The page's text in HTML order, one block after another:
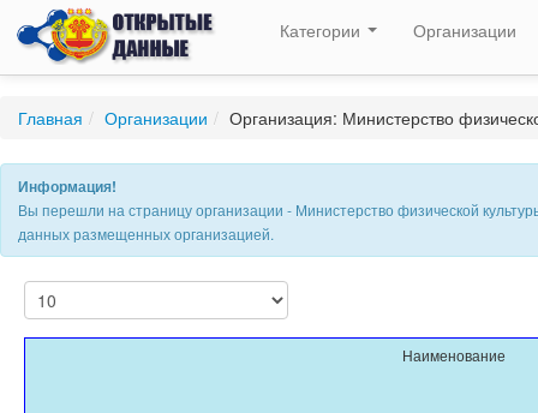
Категории Организации
Главная / Организации / Организация: Министерство
Информация!
Вы перешли на страницу организации - Министерство физической
данных размещенных организацией.
Наименование